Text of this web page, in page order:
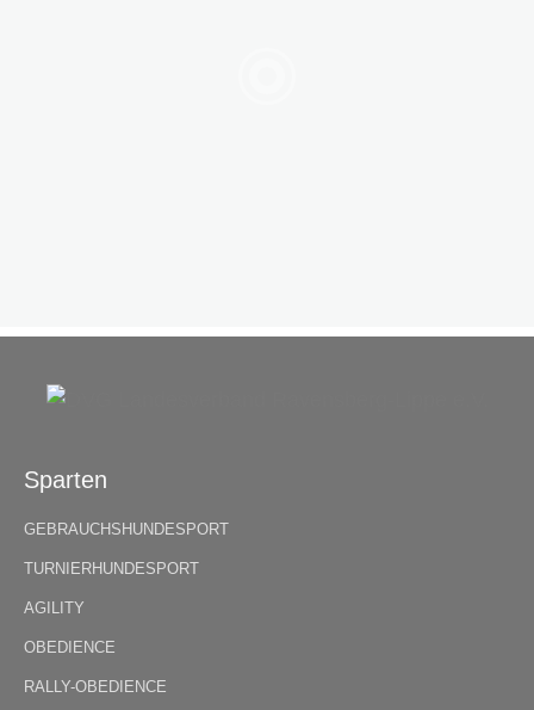
Sparten
GEBRAUCHSHUNDESPORT
TURNIERHUNDESPORT
AGILITY
OBEDIENCE
RALLY-OBEDIENCE